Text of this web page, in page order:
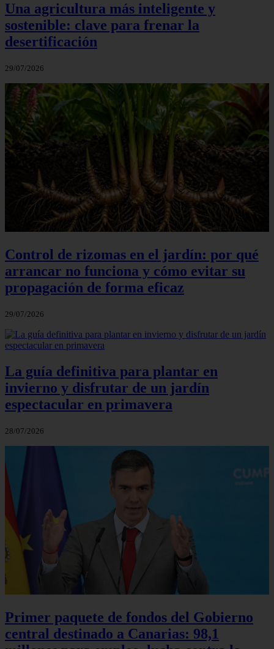
Una agricultura más inteligente y
sostenible: clave para frenar la
desertificación
29/07/2026
Control de rizomas en el jardín: por qué
arrancar no funciona y cómo evitar su
propagación de forma eficaz
29/07/2026
La guía definitiva para plantar en
invierno y disfrutar de un jardín
espectacular en primavera
28/07/2026
Primer paquete de fondos del Gobierno
central destinado a Canarias: 98,1